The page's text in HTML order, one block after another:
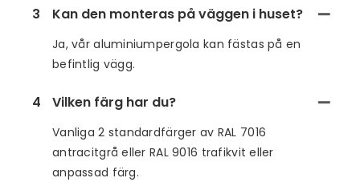
3 Kan den monteras på väggen i huset?
Ja, vår aluminiumpergola kan fästas på en
befintlig vägg.
4 Vilken färg har du?
Vanliga 2 standardfärger av RAL 7016
antracitgrå eller RAL 9016 trafikvit eller
anpassad färg.